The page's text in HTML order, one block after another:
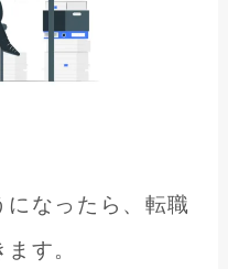
なったら、転職
す。